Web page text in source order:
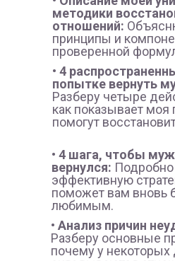
• 4
попытке вернуть
Разберу четыре
как показывает моя
помогут
• Анализ причин
Разберу основные
почему у
• 4 шага, чтобы
вернулся:
эффективную
поможет вам вновь
любимым.
методики
отношений:
принципы и
проверенной